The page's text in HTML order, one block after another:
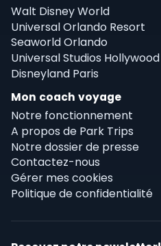
Walt Disney World
Universal Orlando Resort
Seaworld Orlando
Universal Studios Hollywood
Disneyland Paris
Mon coach voyage
Notre fonctionnement
A propos de Park Trips
Notre dossier de presse
Contactez-nous
Gérer mes cookies
Politique de confidentialité